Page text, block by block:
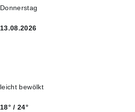
Donnerstag
13.08.2026
leicht bewölkt
18° / 24°